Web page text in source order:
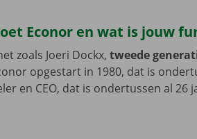
Econor en wat is jouw
zoals Joeri Dockx, tweede
opgestart in 1980, dat is
en CEO, dat is ondertussen al 26